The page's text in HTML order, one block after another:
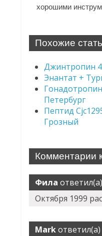
хорошими
Похожие
Джинтропин
Энантат +
Петербург
Пептид
Грозный
Комментарии
Фила ответил(а)
Октября 1999
Markответил(а)